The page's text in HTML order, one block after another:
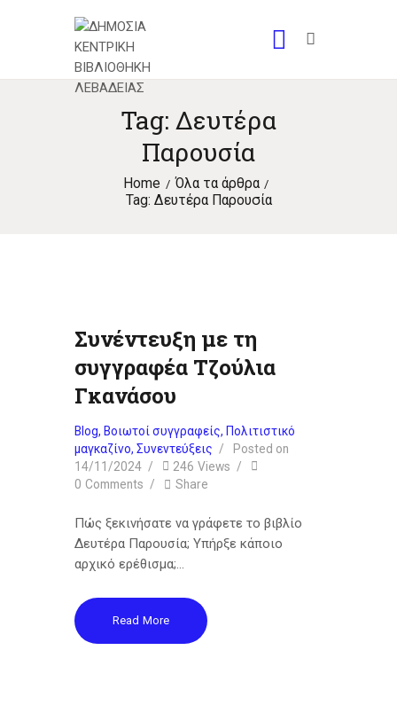
Tag: Δευτέρα
Παρουσία
Home
Όλα τα άρθρα
Tag: Δευτέρα Παρουσία
Συνέντευξη με τη
συγγραφέα Τζούλια
Γκανάσου
Blog, Βοιωτοί συγγραφείς, Πολιτιστικό
μαγκαζίνο, Συνεντεύξεις
Posted on
14/11/2024
246 Views
0 Comments Share
Πώς ξεκινήσατε να γράφετε το βιβλίο
Δευτέρα Παρουσία; Υπήρξε κάποιο
αρχικό ερέθισμα;…
Read More